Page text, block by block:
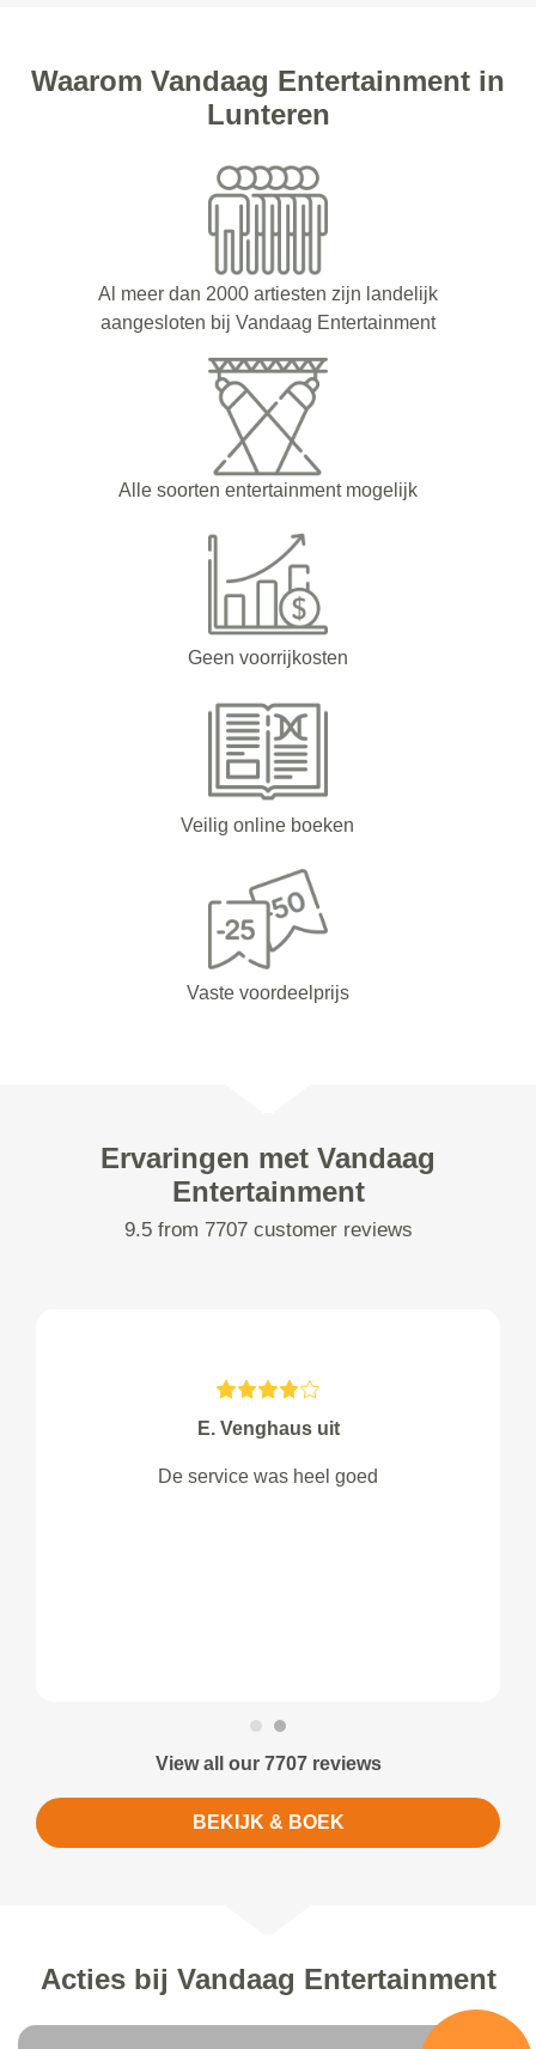
Waarom Vandaag Entertainment in
Lunteren
Al meer dan 2000 artiesten zijn landelijk
aangesloten bij Vandaag Entertainment
Alle soorten entertainment mogelijk
Geen voorrijkosten
Veilig online boeken
Vaste voordeelprijs
Ervaringen met Vandaag
Entertainment
9.5 from 7707 customer reviews
E. Venghaus uit
De service was heel goed
View all our 7707 reviews
BEKIJK & BOEK
Acties bij Vandaag Entertainment